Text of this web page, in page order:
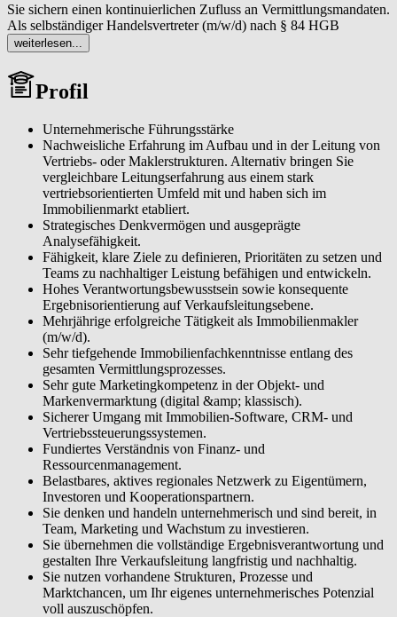
Sie sichern einen kontinuierlichen Zufluss an Vermittlungsmandaten.
Als selbständiger Handelsvertreter (m/w/d) nach § 84 HGB
etablieren Sie dazu eine klare Vertriebsstrategie, um sowohl selbst
als auch gemeinsam mit Ihrem Team regelmäßig neue Objekte
sowie Interessentinnen und Interessenten zu akquirieren, mit dem
Ergebnis einer stabilen Pipeline an Vermittlungsmandaten, die
weiterlesen...
Profil
Unternehmerische Führungsstärke
Nachweisliche Erfahrung im Aufbau und in der Leitung von
Vertriebs- oder Maklerstrukturen. Alternativ bringen Sie
vergleichbare Leitungserfahrung aus einem stark
vertriebsorientierten Umfeld mit und haben sich im
Immobilienmarkt etabliert.
Strategisches Denkvermögen und ausgeprägte
Analysefähigkeit.
Fähigkeit, klare Ziele zu definieren, Prioritäten zu setzen und
Teams zu nachhaltiger Leistung befähigen und entwickeln.
Hohes Verantwortungsbewusstsein sowie konsequente
Ergebnisorientierung auf Verkaufsleitungsebene.
Mehrjährige erfolgreiche Tätigkeit als Immobilienmakler
(m/w/d).
Sehr tiefgehende Immobilienfachkenntnisse entlang des
gesamten Vermittlungsprozesses.
Sehr gute Marketingkompetenz in der Objekt- und
Markenvermarktung (digital &amp; klassisch).
Sicherer Umgang mit Immobilien-Software, CRM- und
Vertriebssteuerungssystemen.
Fundiertes Verständnis von Finanz- und
Ressourcenmanagement.
Belastbares, aktives regionales Netzwerk zu Eigentümern,
Investoren und Kooperationspartnern.
Sie denken und handeln unternehmerisch und sind bereit, in
Team, Marketing und Wachstum zu investieren.
Sie übernehmen die vollständige Ergebnisverantwortung und
gestalten Ihre Verkaufsleitung langfristig und nachhaltig.
Sie nutzen vorhandene Strukturen, Prozesse und
Marktchancen, um Ihr eigenes unternehmerisches Potenzial
voll auszuschöpfen.